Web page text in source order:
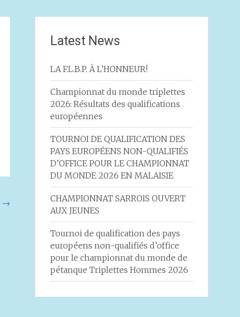
→
Latest News
LA F.L.B.P. À L’HONNEUR!
Championnat du monde triplettes
2026: Résultats des qualifications
européennes
TOURNOI DE QUALIFICATION DES
PAYS EUROPÉENS NON-QUALIFIÉS
D’OFFICE POUR LE CHAMPIONNAT
DU MONDE 2026 EN MALAISIE
CHAMPIONNAT SARROIS OUVERT
AUX JEUNES
Tournoi de qualification des pays
européens non-qualifiés d’office
pour le championnat du monde de
pétanque Triplettes Hommes 2026